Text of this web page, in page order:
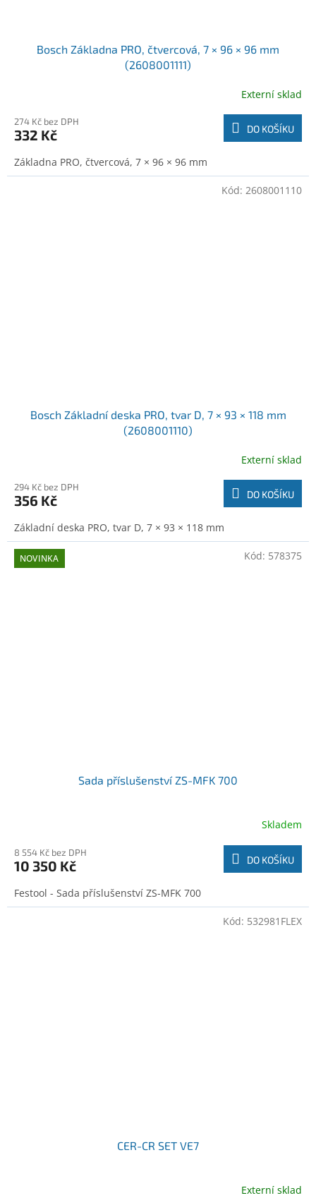
Bosch Základna PRO, čtvercová, 7 × 96 × 96 mm
(2608001111)
Externí sklad
274 Kč bez DPH
332 Kč DO KOŠÍKU
Základna PRO, čtvercová, 7 × 96 × 96 mm
Bosch Základní deska PRO, tvar D, 7 × 93 × 118 mm
(2608001110)
Externí sklad
294 Kč bez DPH
356 Kč DO KOŠÍKU
Základní deska PRO, tvar D, 7 × 93 × 118 mm
Kód: 2608001110
NOVINKA
Sada příslušenství ZS-MFK 700
Skladem
8 554 Kč bez DPH
10 350 Kč DO KOŠÍKU
Festool - Sada příslušenství ZS-MFK 700
Kód: 578375
CER-CR SET VE7
Externí sklad
Kód: 532981FLEX